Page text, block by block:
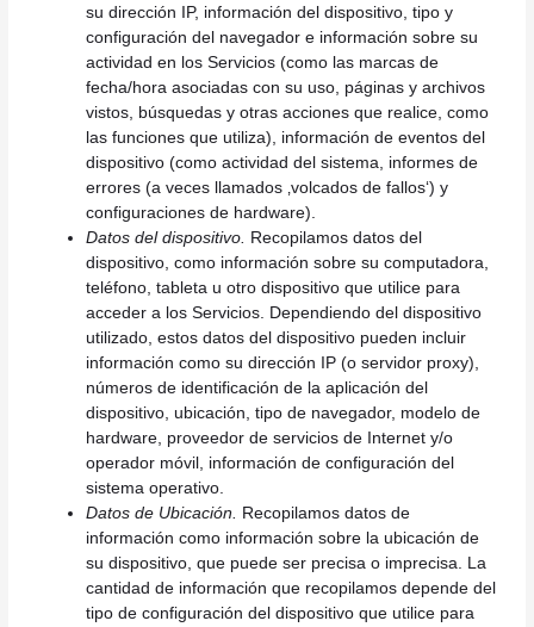
su dirección IP, información del dispositivo, tipo y
configuración del navegador e información sobre su
actividad en los Servicios (como las marcas de
fecha/hora asociadas con su uso, páginas y archivos
vistos, búsquedas y otras acciones que realice, como
las funciones que utiliza), información de eventos del
dispositivo (como actividad del sistema, informes de
errores (a veces llamados ‚volcados de fallos‘) y
configuraciones de hardware).
Datos del dispositivo. Recopilamos datos del
dispositivo, como información sobre su computadora,
teléfono, tableta u otro dispositivo que utilice para
acceder a los Servicios. Dependiendo del dispositivo
utilizado, estos datos del dispositivo pueden incluir
información como su dirección IP (o servidor proxy),
números de identificación de la aplicación del
dispositivo, ubicación, tipo de navegador, modelo de
hardware, proveedor de servicios de Internet y/o
operador móvil, información de configuración del
sistema operativo.
Datos de Ubicación.
Recopilamos datos de
información como información sobre la ubicación de
su dispositivo, que puede ser precisa o imprecisa. La
cantidad de información que recopilamos depende del
tipo de configuración del dispositivo que utilice para